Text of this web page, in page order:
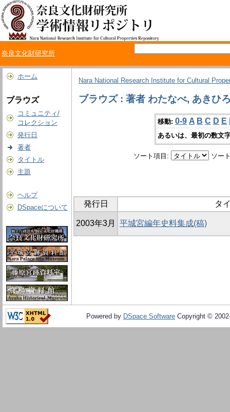
奈良文化財研究所
ホーム
ブラウズ
コミュニティ/
コレクション
発行日
著者
タイトル
主題
ヘルプ
DSpaceについて
Nara National Research Institute for Cultural
ブラウズ : 著者 わたなべ, あきひ
移動: 0-9 A B C D E
あるいは、最初の数文
ソート項目: ソー
発行日 タ
2003年3月 平城宮編年史料集成(稿)
Powered by DSpace Software Copyright ©